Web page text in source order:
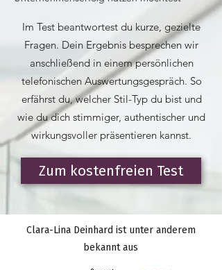
Im Test beantwortest du kurze, gezielte
Fragen. Dein Ergebnis besprechen wir
anschließend in einem persönlichen
telefonischen Auswertungsgespräch. So
erfährst du, welcher Stil-Typ du bist und
wie du dich stimmiger, authentischer und
wirkungsvoller präsentieren kannst.
Zum kostenfreien Test
Clara-Lina Deinhard ist unter anderem
bekannt aus